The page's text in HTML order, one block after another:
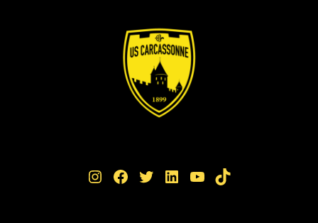
Instagram Facebook Twitter LinkedIn YouTube TikTok